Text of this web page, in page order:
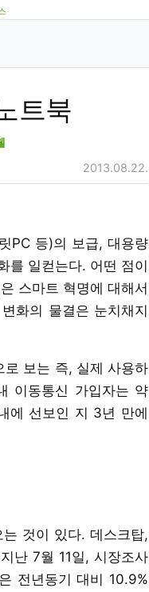
트북
2013.08.22.
PC 등)의 보급, 대용량
를 일컫는다. 어떤 점이
스마트 혁명에 대해서
화의 물결은 눈치채지
로 보는 즉, 실제 사용하
이동통신 가입자는 약
에 선보인 지 3년 만에
것이 있다. 데스크탑,
난 7월 11일, 시장조사
전년동기 대비 10.9%